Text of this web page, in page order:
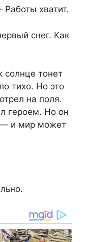
хватит.
снег. Как
солнце тонет
тихо. Но это
на поля.
героем. Но он
— и мир может